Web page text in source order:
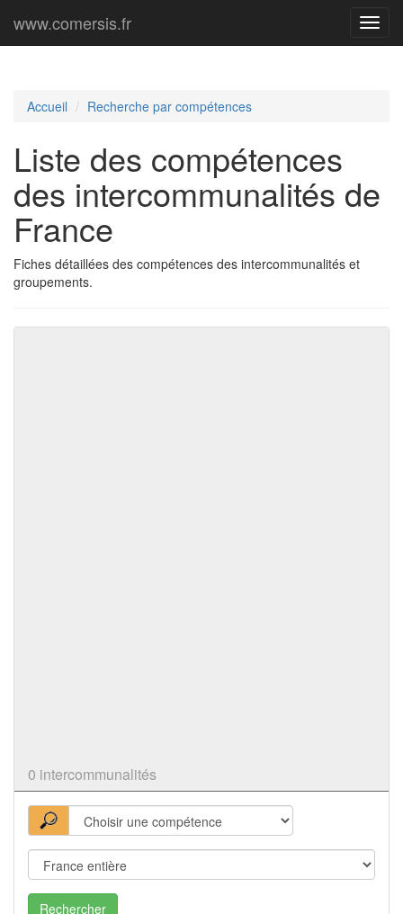
Menu
www.comersis.fr
Accueil Recherche par compétences
Liste des compétences
des intercommunalités de
France
Fiches détaillées des compétences des intercommunalités et
groupements.
0 intercommunalités
Rechercher